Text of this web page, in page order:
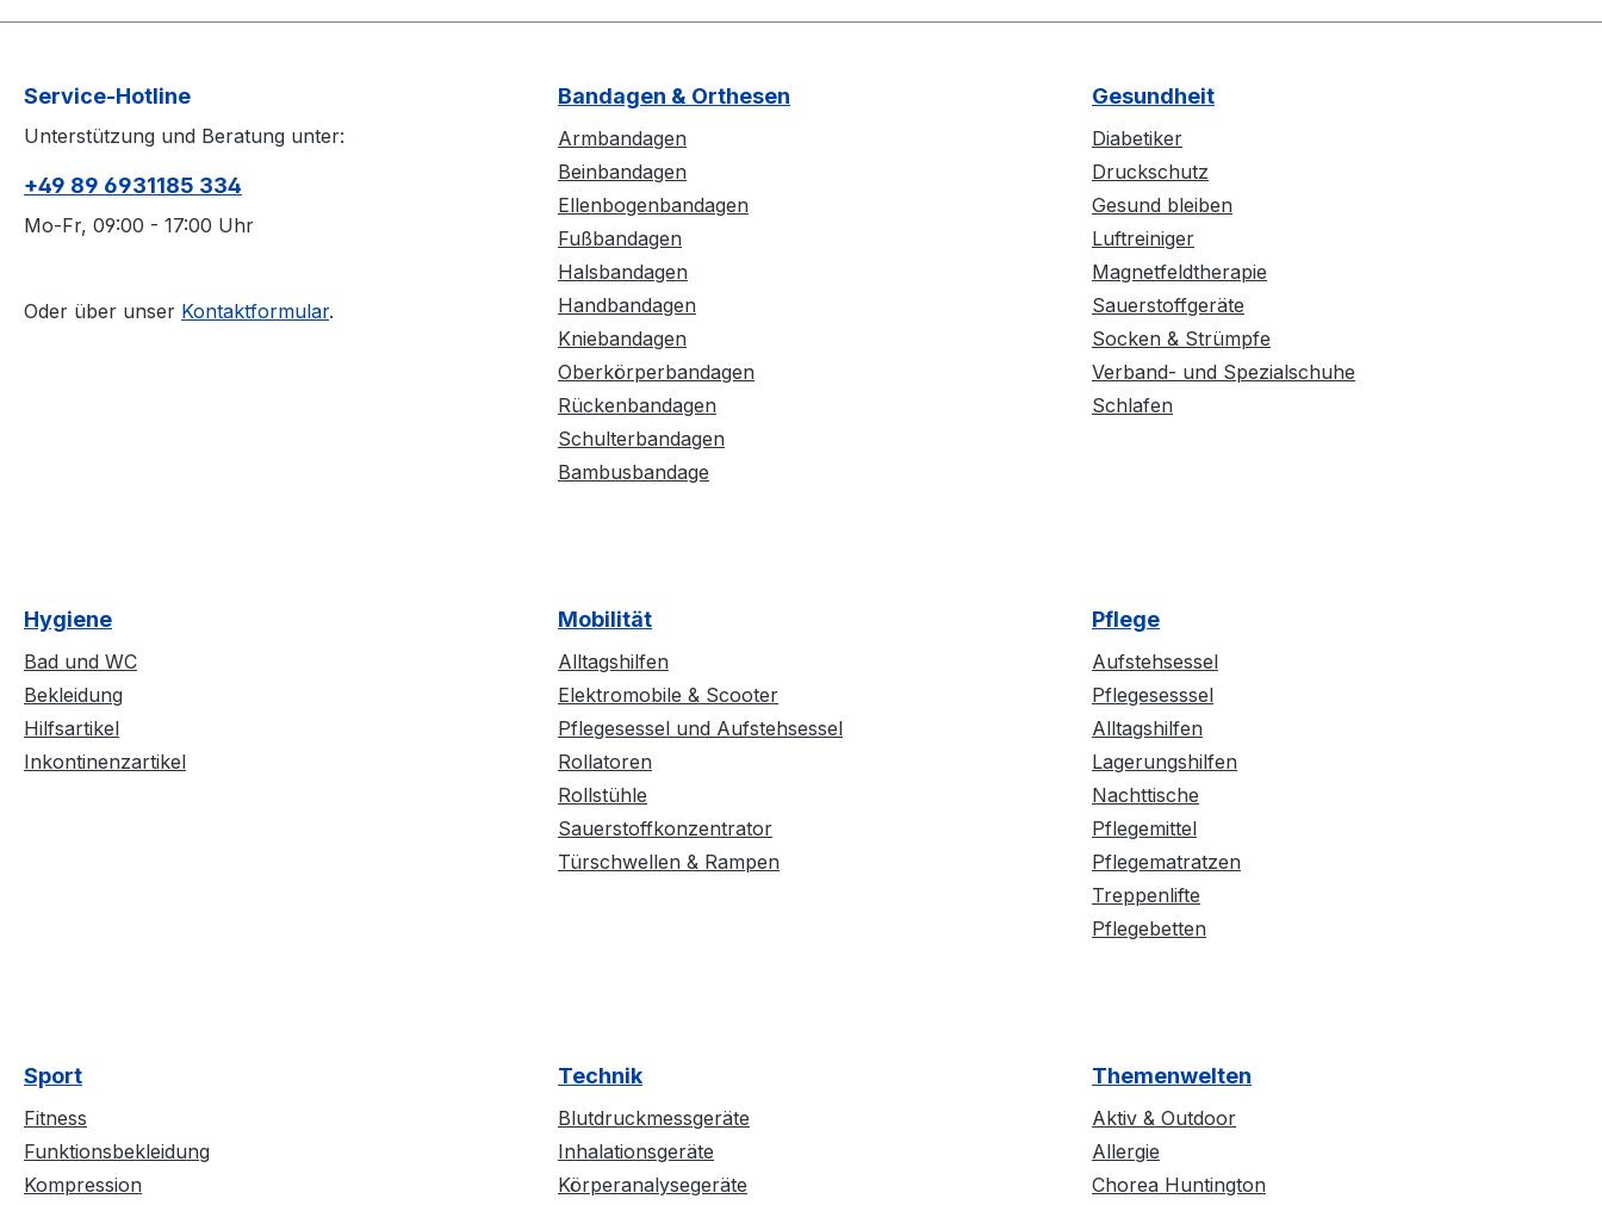
einem Eingriff. Der Bezug des
strapazierfähigem Polyester mit
einer Polyurethan-Beschichtung,
die eine einfache Desinfektion
langlebig und pflegeleicht. Komfort
und Stabilität: Gefüllt mit
eine hohe Stabilität bei
transportieren und überall
einsetzbar. Dieses Keilkissen nach
Hüft-OP ist das ideale Hilfsmittel
zur postoperativen Rehabilitation.
Service-Hotline
Unterstützung und Beratung unter:
+49 89 6931185 334
Mo-Fr, 09:00 - 17:00 Uhr
Oder über unser Kontaktformular.
Bandagen & Orthesen
Armbandagen
Beinbandagen
Ellenbogenbandagen
Fußbandagen
Halsbandagen
Handbandagen
Kniebandagen
Oberkörperbandagen
Rückenbandagen
Schulterbandagen
Bambusbandage
Gesundheit
Diabetiker
Druckschutz
Gesund bleiben
Luftreiniger
Magnetfeldtherapie
Sauerstoffgeräte
Socken & Strümpfe
Verband- und Spezialschuhe
Schlafen
Hygiene
Bad und WC
Bekleidung
Hilfsartikel
Inkontinenzartikel
Mobilität
Alltagshilfen
Elektromobile & Scooter
Pflegesessel und Aufstehsessel
Rollatoren
Rollstühle
Sauerstoffkonzentrator
Türschwellen & Rampen
Pflege
Aufstehsessel
Pflegesesssel
Alltagshilfen
Lagerungshilfen
Nachttische
Pflegemittel
Pflegematratzen
Treppenlifte
Pflegebetten
Sport
Fitness
Funktionsbekleidung
Kompression
Technik
Blutdruckmessgeräte
Inhalationsgeräte
Körperanalysegeräte
Themenwelten
Aktiv & Outdoor
Allergie
Chorea Huntington